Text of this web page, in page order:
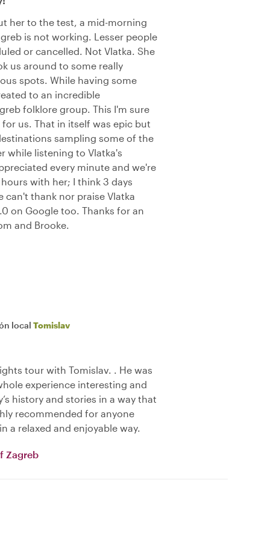
her to the test, a mid-morning
is not working. Lesser people
or cancelled. Not Vlatka. She
us around to some really
spots. While having some
to an incredible
folklore group. This I'm sure
us. That in itself was epic but
sampling some of the
while listening to Vlatka's
every minute and we're
with her; I think 3 days
can't thank nor praise Vlatka
on Google too. Thanks for an
and Brooke.
local Tomislav
tour with Tomislav. . He was
experience interesting and
history and stories in a way that
recommended for anyone
a relaxed and enjoyable way.
Zagreb